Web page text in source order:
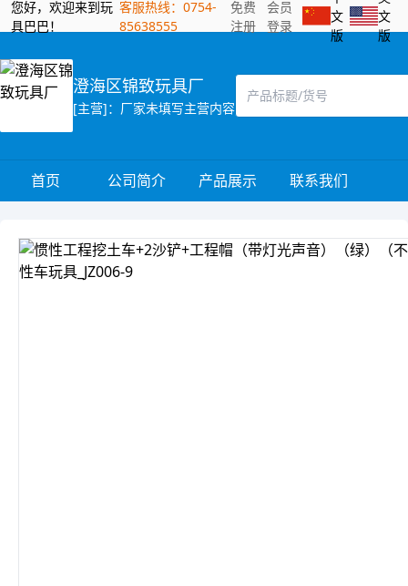
您好，欢迎来到玩
具巴巴！
客服热线：0754-
85638555
免费
注册
会员
登录
文
版
文
版
澄海区锦致玩具厂
[主营]：厂家未填写主营内容
首页 公司简介 产品展示 联系我们